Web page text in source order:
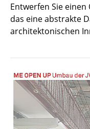
Entwerfen Sie
das eine abstrakte
architektonischen